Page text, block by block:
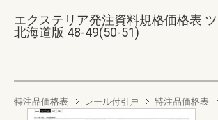
エクステリア発注資料規格価格表
北海道版 48-49(50-51)
特注品価格表 レール付引戸 特注品価格表